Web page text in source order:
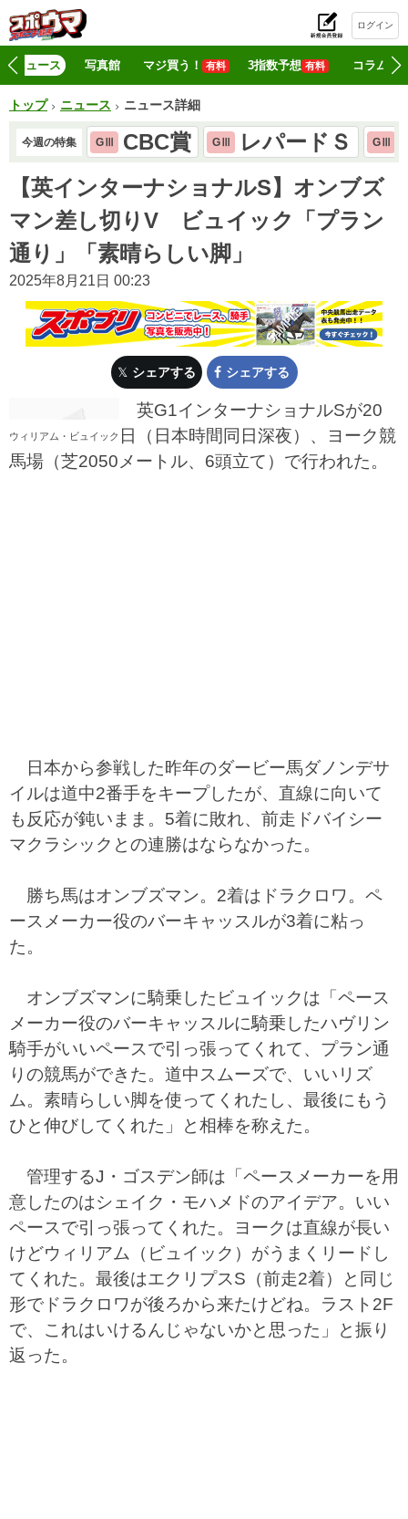
ログイン
ニュース 写真館 マジ買う！ 有料 3指数予想 有料 コラム
トップ ニュース ニュース詳細
今週の特集 GⅢ CBC賞 GⅢ レパードＳ GⅢ
【英インターナショナルS】オンブズ
マン差し切りV ビュイック「プラン
通り」「素晴らしい脚」
2025年8月21日 00:23
シェアする シェアする
ウィリアム・ビュイック
英G1インターナショナルSが20
日（日本時間同日深夜）、ヨーク競
馬場（芝2050メートル、6頭立て）で行われた。
日本から参戦した昨年のダービー馬ダノンデサ
イルは道中2番手をキープしたが、直線に向いて
も反応が鈍いまま。5着に敗れ、前走ドバイシー
マクラシックとの連勝はならなかった。
勝ち馬はオンブズマン。2着はドラクロワ。ペ
ースメーカー役のバーキャッスルが3着に粘っ
た。
オンブズマンに騎乗したビュイックは「ペース
メーカー役のバーキャッスルに騎乗したハヴリン
騎手がいいペースで引っ張ってくれて、プラン通
りの競馬ができた。道中スムーズで、いいリズ
ム。素晴らしい脚を使ってくれたし、最後にもう
ひと伸びしてくれた」と相棒を称えた。
管理するJ・ゴスデン師は「ペースメーカーを用
意したのはシェイク・モハメドのアイデア。いい
ペースで引っ張ってくれた。ヨークは直線が長い
けどウィリアム（ビュイック）がうまくリードし
てくれた。最後はエクリプスS（前走2着）と同じ
形でドラクロワが後ろから来たけどね。ラスト2F
で、これはいけるんじゃないかと思った」と振り
返った。